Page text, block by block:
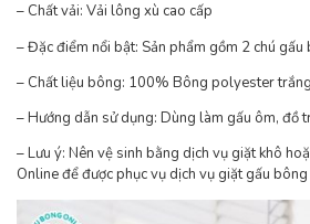
– Chất vải: Vải lông xù cao cấp
– Đặc điểm nổi bật: Sản phẩm gồm 2 chú
– Chất liệu bông: 100% Bông polyester
– Hướng dẫn sử dụng: Dùng làm gấu ôm, đồ
– Lưu ý: Nên vệ sinh bằng dịch vụ giặt khô
Online để được phục vụ dịch vụ giặt gấu